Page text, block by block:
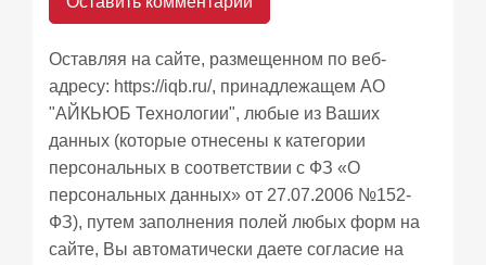
Оставляя на сайте, размещенном по веб-
адресу: https://iqb.ru/, принадлежащем АО
"АЙКЬЮБ Технологии", любые из Ваших
данных (которые отнесены к категории
персональных в соответствии с ФЗ «О
персональных данных» от 27.07.2006 №152-
ФЗ), путем заполнения полей любых форм на
сайте, Вы автоматически даете согласие на